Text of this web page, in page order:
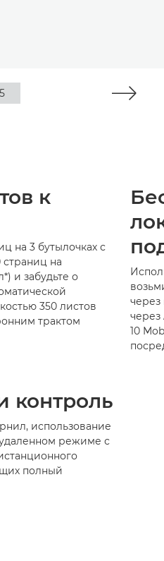
5
к
на 3 бутылочках с
на
и забудьте о
350 листов
трактом
через
через
10
контроль
использование
режиме с
полный